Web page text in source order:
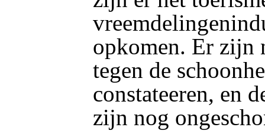
opkomen. Er zijn
tegen de
constateeren, en
zijn nog